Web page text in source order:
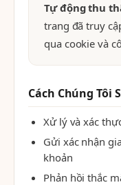
Tự động thu
trang đã truy
qua cookie và
Cách Chúng Tôi
Xử lý và xác
Gửi xác nhận
khoản
Phản hồi thắc